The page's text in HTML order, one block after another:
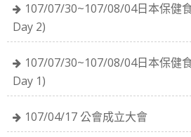
107/07/30~107/08/04日本保健
Day 2)
107/07/30~107/08/04日本保健
Day 1)
107/04/17 公會成立大會